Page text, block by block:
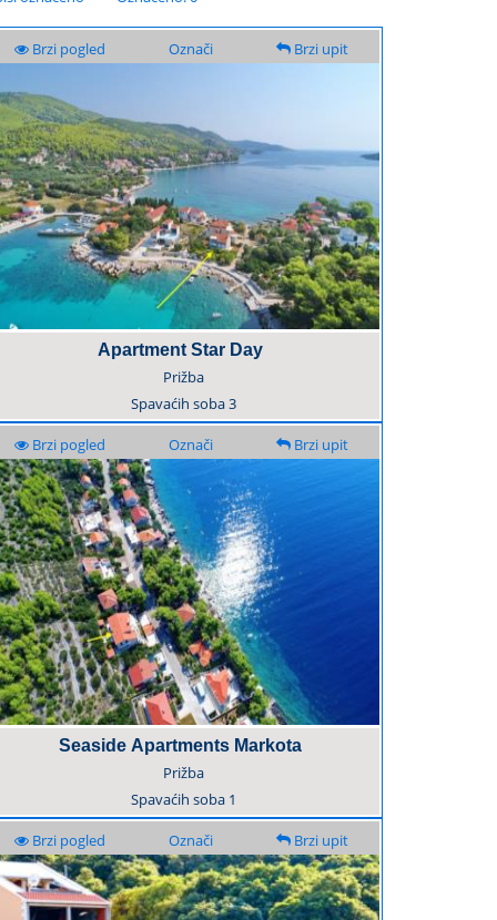
Brzi pogled Označi Brzi upit
Apartment Star Day
Prižba
Spavaćih soba3
Brzi pogled Označi Brzi upit
Seaside Apartments Markota
Prižba
Spavaćih soba 1
Brzi pogled Označi Brzi upit